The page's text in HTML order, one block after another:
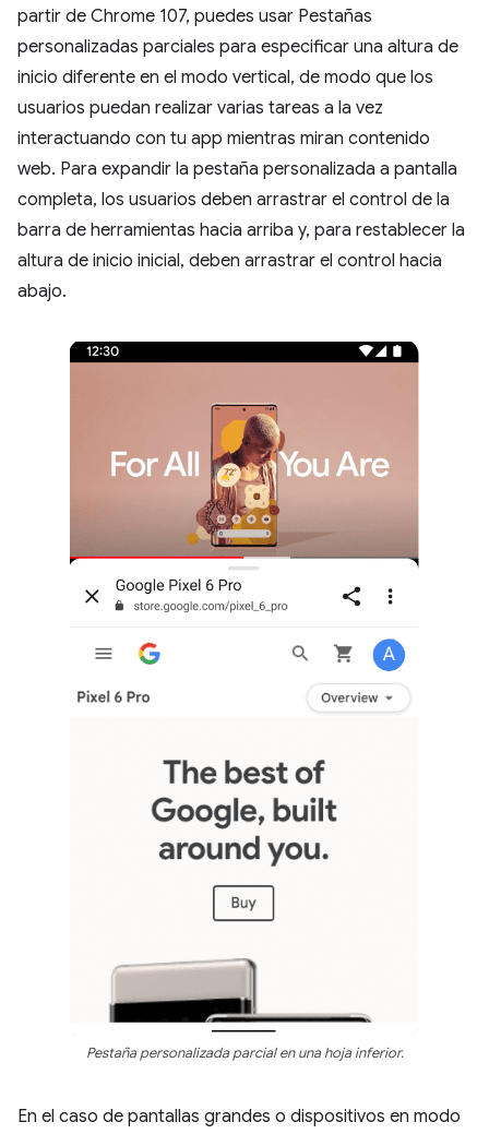
partir de Chrome 107, puedes usar Pestañas
personalizadas parciales para especificar una altura de
inicio diferente en el modo vertical, de modo que los
usuarios puedan realizar varias tareas a la vez
interactuando con tu app mientras miran contenido
web. Para expandir la pestaña personalizada a pantalla
completa, los usuarios deben arrastrar el control de la
barra de herramientas hacia arriba y, para restablecer la
altura de inicio inicial, deben arrastrar el control hacia
abajo.
Pestaña personalizada parcial en una hoja inferior.
En el caso de pantallas grandes o dispositivos en modo